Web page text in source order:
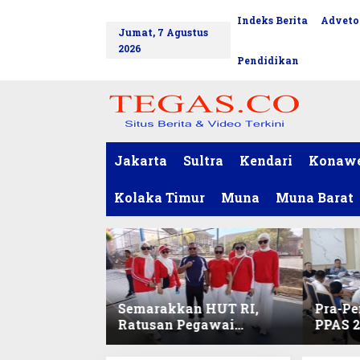
Jumat, 7 Agustus
2026
Indeks Berita
Pendidikan
Jakarta Sultra Kendari
Kolaka Timur Muna Muna Barat
Semarakkan HUT RI,
Ratusan Pegawai
Sekretariat DPRD Sultra
Pra-
PPAS